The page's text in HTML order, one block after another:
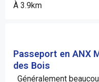
À 3.9km
Passeport en ANX
des Bois
Généralement